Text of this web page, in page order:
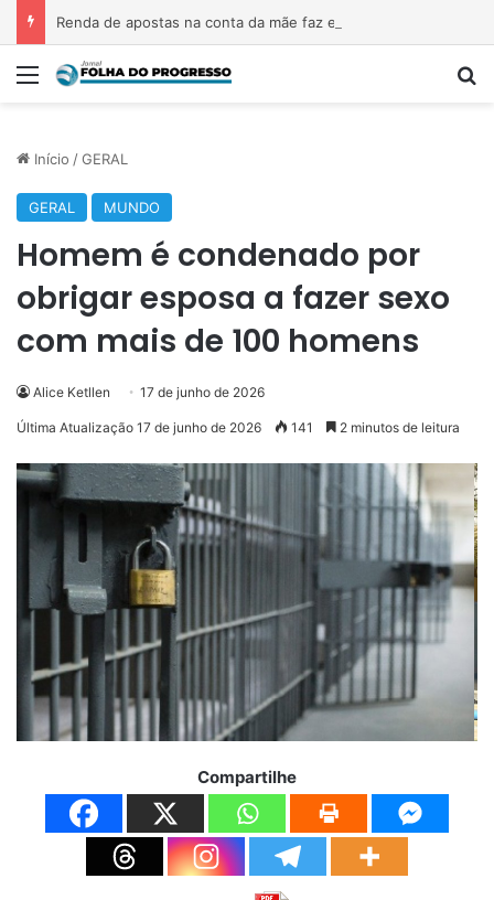
Menu
Início /GERAL
GERAL MUNDO
Homem é condenado por
obrigar esposa a fazer sexo
com mais de 100 homens
Alice Ketllen 17 de junho de 2026
Última Atualização 17 de junho de 2026 141 2 minutos de leitura
Compartilhe